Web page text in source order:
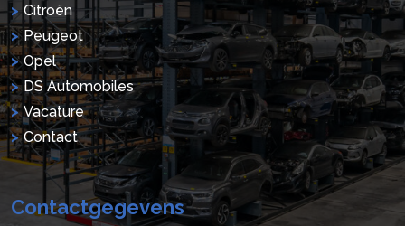
Citroën
Peugeot
Opel
DS Automobiles
Vacature
Contact
Contactgegevens